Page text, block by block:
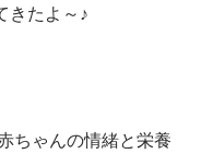
きたよ～♪
ゃんの情緒と栄養